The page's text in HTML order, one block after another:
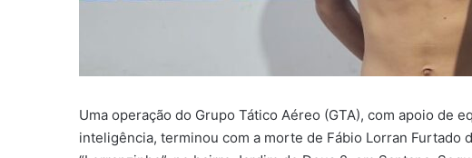
Uma operação do Grupo Tático Aéreo (GTA), com apoio de
inteligência, terminou com a morte de Fábio Lorran Furtado